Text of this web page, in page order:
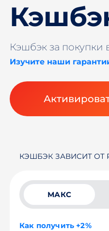
Кэшбэк за покупки
Изучите наши
КЭШБЭК ЗАВИСИТ ОТ
МАКС
Как получить +2%